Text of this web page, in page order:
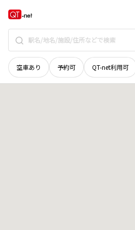
空車あり 予約可 QT-net利用可
北海道